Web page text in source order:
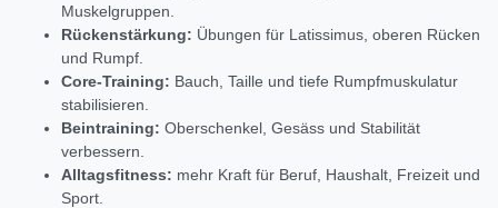
Muskelgruppen.
Rückenstärkung: Übungen für Latissimus, oberen Rücken
und Rumpf.
Core-Training: Bauch, Taille und tiefe Rumpfmuskulatur
stabilisieren.
Beintraining: Oberschenkel, Gesäss und Stabilität
verbessern.
Alltagsfitness: mehr Kraft für Beruf, Haushalt, Freizeit und
Sport.